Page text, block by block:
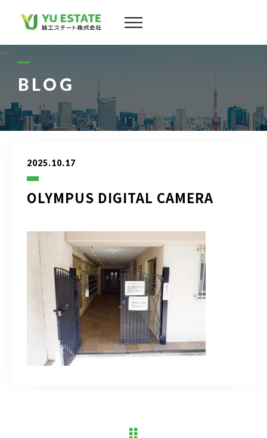
BLOG
2025.10.17
OLYMPUS DIGITAL CAMERA
物件情報
お客様の声
よくある質問
ブログ
アクセス
03-6909-2648
お問い合わせはこちら